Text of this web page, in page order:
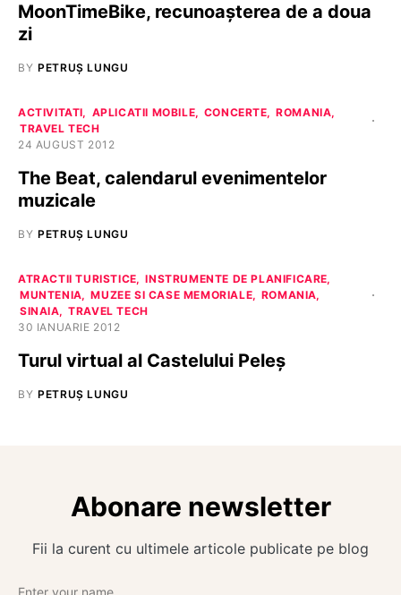
MoonTimeBike, recunoaşterea de a doua
zi
BY PETRUȘ LUNGU
ACTIVITATI APLICATII MOBILE CONCERTE
ROMANIA
TRAVEL TECH
24 AUGUST 2012
The Beat, calendarul evenimentelor
muzicale
BY PETRUȘ LUNGU
ATRACTII TURISTICE
INSTRUMENTE DE PLANIFICARE
MUNTENIA
MUZEE SI CASE MEMORIALE
ROMANIA
SINAIA
TRAVEL TECH
30 IANUARIE 2012
Turul virtual al Castelului Peleș
BY PETRUȘ LUNGU
Abonare newsletter
Fii la curent cu ultimele articole publicate pe blog